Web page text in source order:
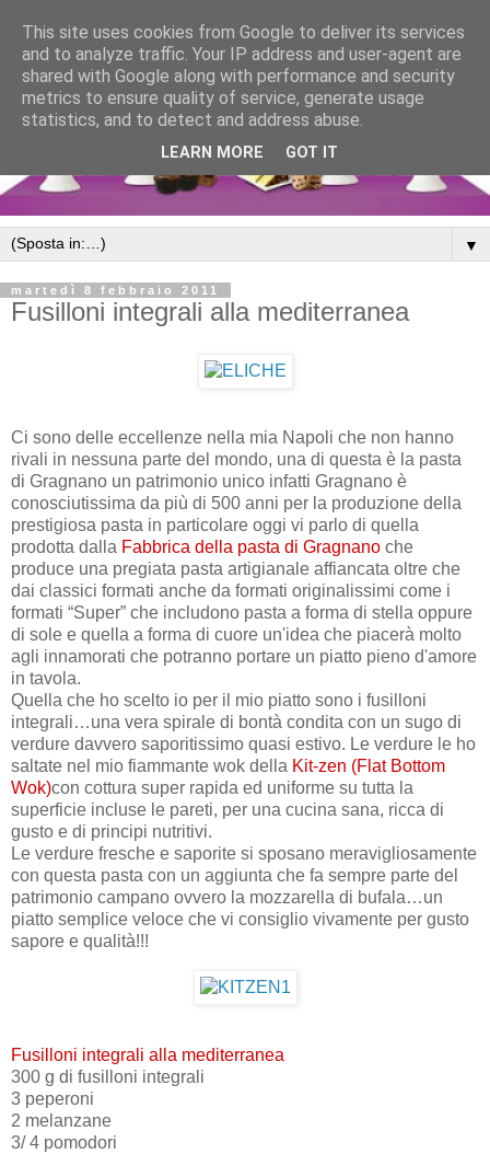
▼
martedì 8 febbraio 2011
Fusilloni integrali alla mediterranea
Ci sono delle eccellenze nella mia Napoli che non hanno
rivali in nessuna parte del mondo, una di questa è la pasta
di Gragnano un patrimonio unico infatti Gragnano è
conosciutissima da più di 500 anni per la produzione della
prestigiosa pasta in particolare oggi vi parlo di quella
prodotta dalla Fabbrica della pasta di Gragnano che
produce una pregiata pasta artigianale affiancata oltre che
dai classici formati anche da formati originalissimi come i
formati “Super” che includono pasta a forma di stella oppure
di sole e quella a forma di cuore un'idea che piacerà molto
agli innamorati che potranno portare un piatto pieno d'amore
in tavola.
Quella che ho scelto io per il mio piatto sono i fusilloni
integrali…una vera spirale di bontà condita con un sugo di
verdure davvero saporitissimo quasi estivo. Le verdure le ho
saltate nel mio fiammante wok della Kit-zen (Flat Bottom
Wok)con cottura super rapida ed uniforme su tutta la
superficie incluse le pareti, per una cucina sana, ricca di
gusto e di principi nutritivi.
Le verdure fresche e saporite si sposano meravigliosamente
con questa pasta con un aggiunta che fa sempre parte del
patrimonio campano ovvero la mozzarella di bufala…un
piatto semplice veloce che vi consiglio vivamente per gusto
sapore e qualità!!!
Fusilloni integrali alla mediterranea
300 g di fusilloni integrali
3 peperoni
2 melanzane
3/ 4 pomodori
This site uses cookies from Google to deliver its services
and to analyze traffic. Your IP address and user-agent are
shared with Google along with performance and security
metrics to ensure quality of service, generate usage
statistics, and to detect and address abuse.
LEARN MORE GOT IT